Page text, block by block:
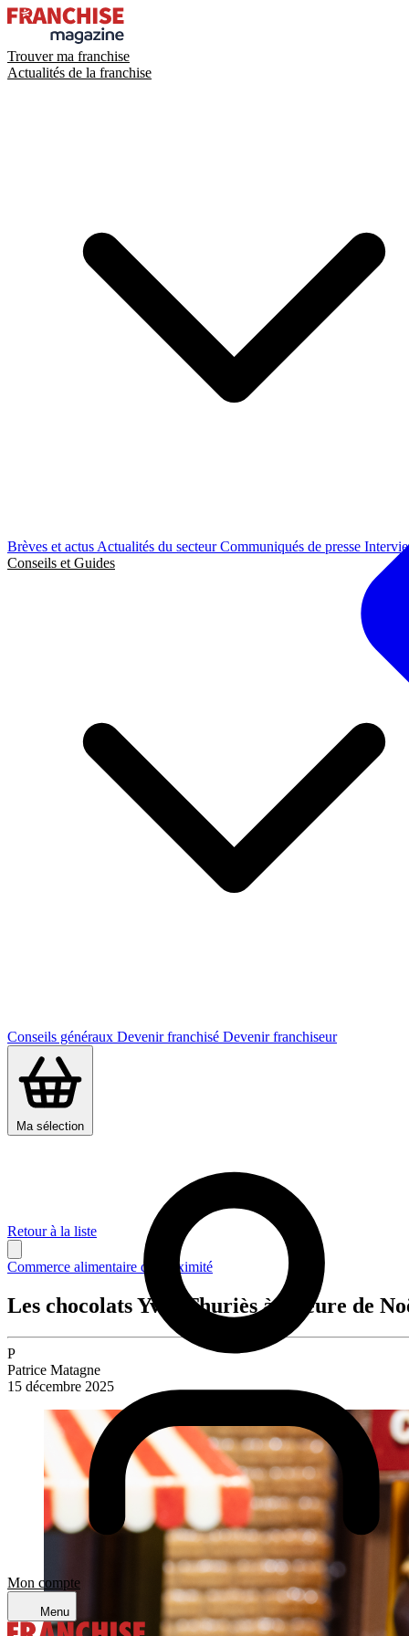
Trouver ma franchise
Actualités de la franchise
Brèves et actus Actualités du secteurCommuniqués de presse
Conseils et Guides
Conseils généraux Devenir franchisé Devenir franchiseur
Ma sélection
Mon compte
Menu
Retour à la liste
Commerce alimentaire de proximité
Les chocolats Yves Thuriès à l’heure de
P
Patrice Matagne
15 décembre 2025